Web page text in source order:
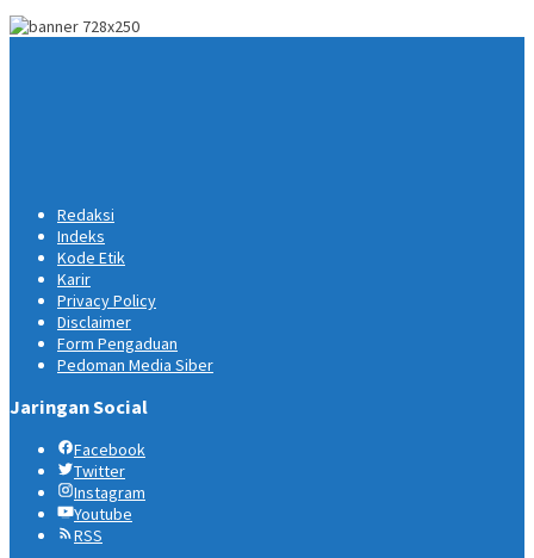
Redaksi
Indeks
Kode Etik
Karir
Privacy Policy
Disclaimer
Form Pengaduan
Pedoman Media Siber
Jaringan Social
Facebook
Twitter
Instagram
Youtube
RSS